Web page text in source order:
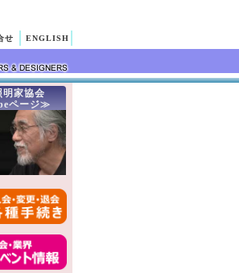
せ ENGLISH
明家協会
ページ≫